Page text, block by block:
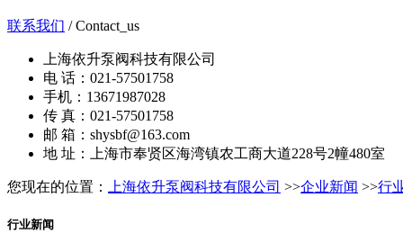
联系我们 / Contact_us
上海依升泵阀科技有限公司
电 话：021-57501758
手机：13671987028
传 真：021-57501758
邮 箱：shysbf@163.com
地 址：上海市奉贤区海湾镇农工商大道228号2幢480室
您现在的位置： 上海依升泵阀科技有限公司 >>企业新闻 >>行
行业新闻